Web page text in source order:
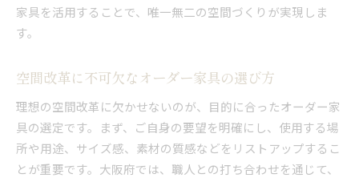
家具を活用することで、唯一無二の空間づくりが実現しま
す。
空間改革に不可欠なオーダー家具の選び方
理想の空間改革に欠かせないのが、目的に合ったオーダー家
具の選定です。まず、ご自身の要望を明確にし、使用する場
所や用途、サイズ感、素材の質感などをリストアップするこ
とが重要です。大阪府では、職人との打ち合わせを通じて、